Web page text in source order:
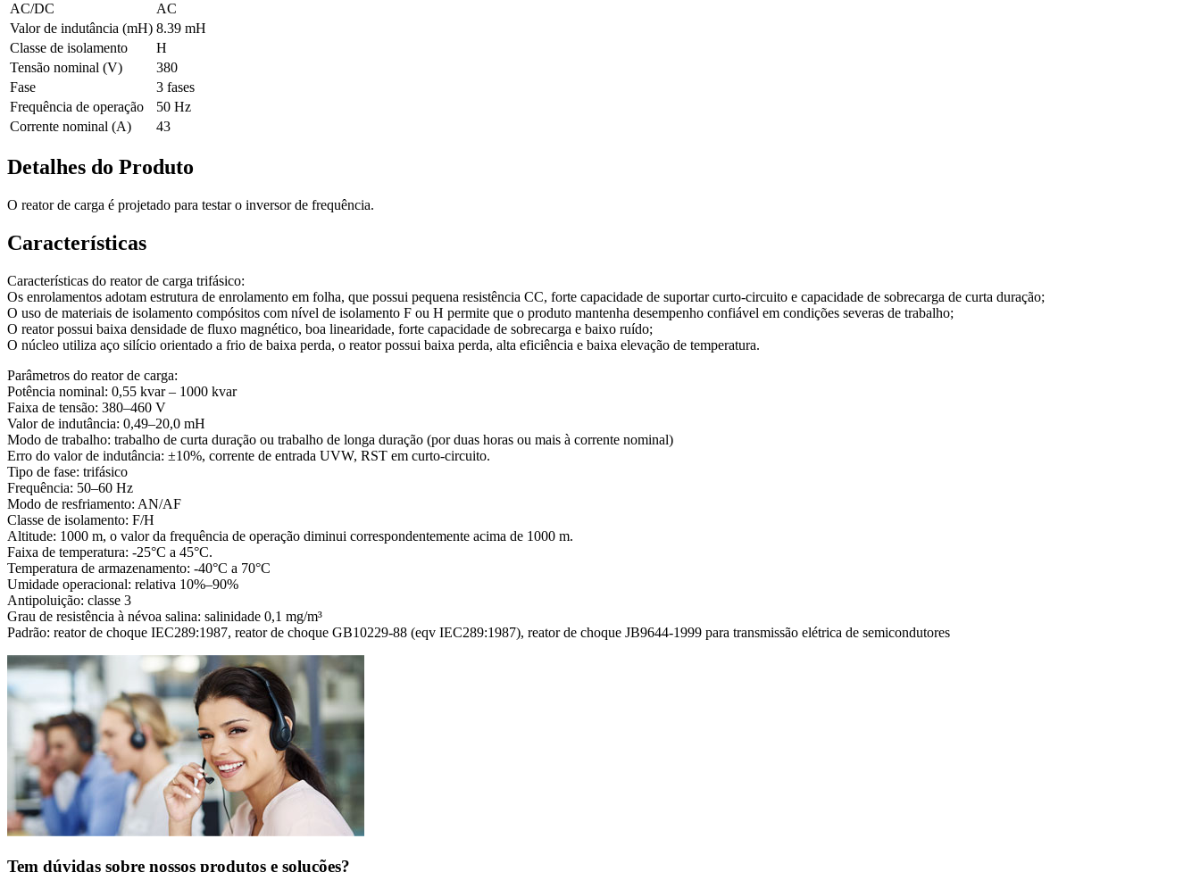
AC/DC
AC
Valor de indutância (mH) 8.39 mH
Classe de isolamento
H
Tensão nominal (V)
380
Fase
3 fases
Frequência de operação
50 Hz
Corrente nominal (A)
43
Detalhes do Produto
O reator de carga é projetado para testar o inversor de frequência.
Características
Características do reator de carga trifásico:
Os enrolamentos adotam estrutura de enrolamento em folha, que possui pequena resistência CC, forte capacidade de suportar curto-circuito e capacidade de sobrecarga de curta duração;
O uso de materiais de isolamento compósitos com nível de isolamento F ou H permite que o produto mantenha desempenho confiável em condições severas de trabalho;
O reator possui baixa densidade de fluxo magnético, boa linearidade, forte capacidade de sobrecarga e baixo ruído;
O núcleo utiliza aço silício orientado a frio de baixa perda, o reator possui baixa perda, alta eficiência e baixa elevação de temperatura.
Parâmetros do reator de carga:
Potência nominal: 0,55 kvar – 1000 kvar
Faixa de tensão: 380–460 V
Valor de indutância: 0,49–20,0 mH
Modo de trabalho: trabalho de curta duração ou trabalho de longa duração (por duas horas ou mais à corrente nominal)
Erro do valor de indutância: ±10%, corrente de entrada UVW, RST em curto-circuito.
Tipo de fase: trifásico
Frequência: 50–60 Hz
Modo de resfriamento: AN/AF
Classe de isolamento: F/H
Altitude: 1000 m, o valor da frequência de operação diminui correspondentemente acima de 1000 m.
Faixa de temperatura: -25°C a 45°C.
Temperatura de armazenamento: -40°C a 70°C
Umidade operacional: relativa 10%–90%
Antipoluição: classe 3
Grau de resistência à névoa salina: salinidade 0,1 mg/m³
Padrão: reator de choque IEC289:1987, reator de choque GB10229-88 (eqv IEC289:1987), reator de choque JB9644-1999 para transmissão elétrica de semicondutores
Tem dúvidas sobre nossos produtos e soluções?